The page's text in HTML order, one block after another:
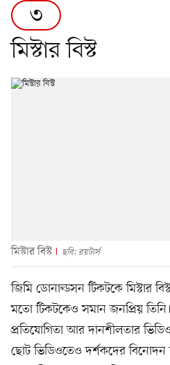
৩
মিস্টার বিস্ট
মিস্টার বিস্ট ছবি: রয়টার্স
জিমি ডোনাল্ডসন টিকটকে মিস্টার
মতো টিকটকেও সমান জনপ্রিয় তিনি।
প্রতিযোগিতা আর দানশীলতার
ছোট ভিডিওতেও দর্শকদের